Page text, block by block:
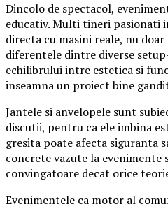
Dincolo de spectacol,
educativ. Multi tineri pasionati
directa cu masini reale, nu
diferentele dintre diverse
echilibrului intre estetica si
inseamna un proiect bine
Jantele si anvelopele sunt
discutii, pentru ca ele imbina
gresita poate afecta siguranta
concrete vazute la evenimente
convingatoare decat orice
Evenimentele ca motor al